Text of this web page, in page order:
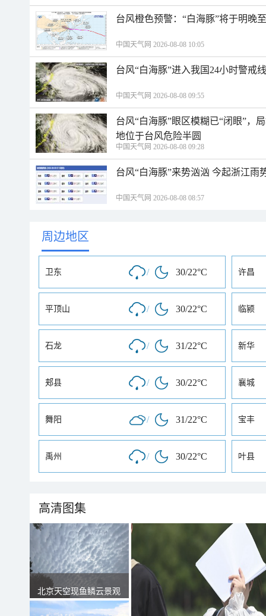
台风橙色预警：“白海豚”将于明晚
中国天气网 2026-08-08 10:05
台风“白海豚”进入我国24小时警戒
中国天气网 2026-08-08 09:55
台风“白海豚”眼区模糊已“闭眼”，
地位于台风危险半圆
中国天气网 2026-08-08 09:28
台风“白海豚”来势汹汹 今起浙江雨
中国天气网 2026-08-08 08:57
周边地区
卫东 / 30/22°C 许昌
平顶山 / 30/22°C 临颍
石龙 / 31/22°C 新华
郏县 / 30/22°C 襄城
舞阳 / 31/22°C 宝丰
禹州 / 30/22°C 叶县
高清图集
北京天空现鱼鳞云景观